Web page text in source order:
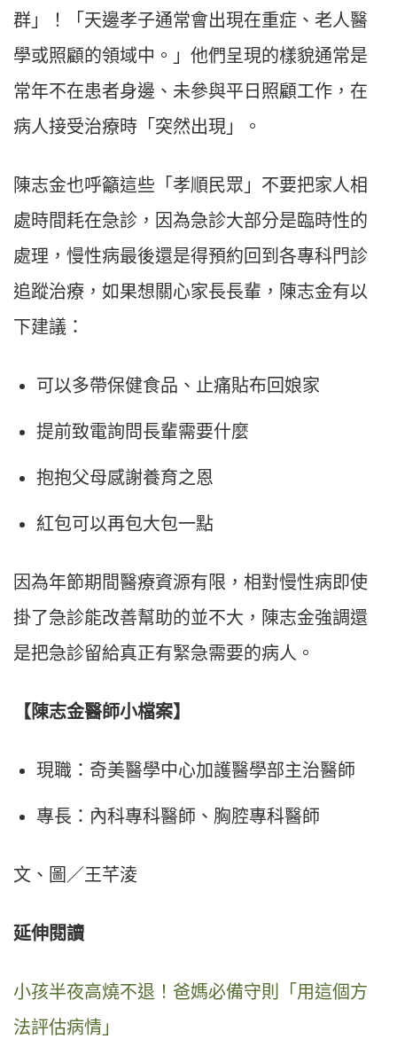
群」！「天邊孝子通常會出現在重症、老人醫
學或照顧的領域中。」他們呈現的樣貌通常是
常年不在患者身邊、未參與平日照顧工作，在
病人接受治療時「突然出現」。
陳志金也呼籲這些「孝順民眾」不要把家人相
處時間耗在急診，因為急診大部分是臨時性的
處理，慢性病最後還是得預約回到各專科門診
追蹤治療，如果想關心家長長輩，陳志金有以
下建議：
可以多帶保健食品、止痛貼布回娘家
提前致電詢問長輩需要什麼
抱抱父母感謝養育之恩
紅包可以再包大包一點
因為年節期間醫療資源有限，相對慢性病即使
掛了急診能改善幫助的並不大，陳志金強調還
是把急診留給真正有緊急需要的病人。
【陳志金醫師小檔案】
現職：奇美醫學中心加護醫學部主治醫師
專長：內科專科醫師、胸腔專科醫師
文、圖／王芊淩
延伸閱讀
小孩半夜高燒不退！爸媽必備守則「用這個方
法評估病情」